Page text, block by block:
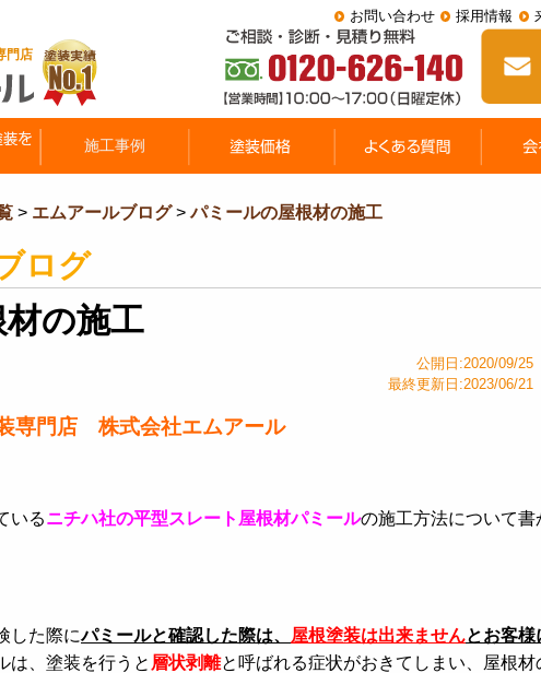
お問い合わせ 採用情報
> エムアールブログ>パミールの屋根材の施工
ログ
の施工
公開日:2020/09/25
最終更新日:2023/06/21
門店 株式会社エムアール
いるニチハ社の平型スレート屋根材パミールの施工方法について書
した際にパミールと確認した際は、 屋根塗装は出来ませんとお客様
は、塗装を行うと 層状剥離と呼ばれる症状がおきてしまい、屋根材